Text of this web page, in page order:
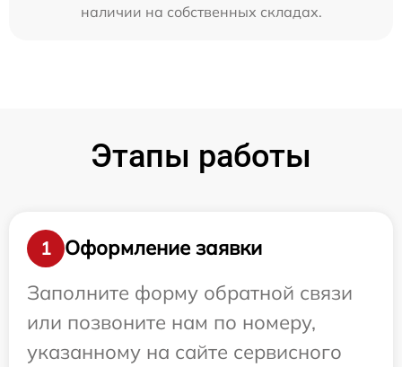
наличии на собственных складах.
Этапы работы
1
Оформление заявки
Заполните форму обратной связи
или позвоните нам по номеру,
указанному на сайте сервисного